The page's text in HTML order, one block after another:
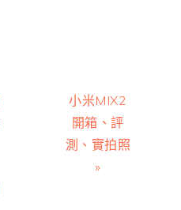
Next
Post:
小米MIX2
開箱、評
測、實拍照
»